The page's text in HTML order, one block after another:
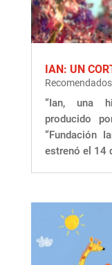
IAN: UN
Recomendados
“Ian, una
producido
“Fundación
estrenó el 14